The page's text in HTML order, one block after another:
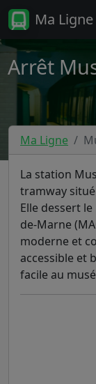
Ma Ligne
Arrêt
Ma Ligne
La station
tramway situé
Elle dessert
de-Marne
moderne et
accessible et
facile au